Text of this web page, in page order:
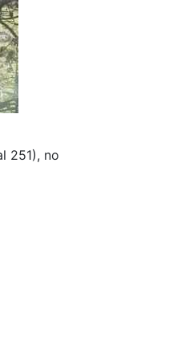
251), no